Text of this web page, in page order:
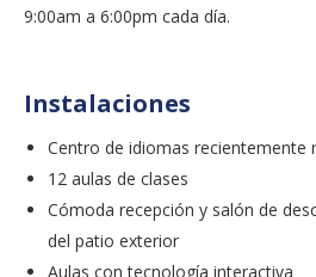
9:00am a 6:00pm cada día.
Instalaciones
Centro de idiomas recientemente
12 aulas de clases
Cómoda recepción y salón de
del patio exterior
Aulas con tecnología interactiva